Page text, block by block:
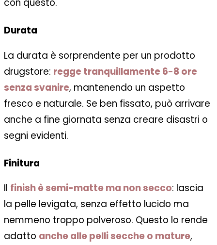
con questo.
Durata
La durata è sorprendente per un prodotto
drugstore: regge tranquillamente 6-8 ore
senza svanire, mantenendo un aspetto
fresco e naturale. Se ben fissato, può arrivare
anche a fine giornata senza creare disastri o
segni evidenti.
Finitura
Il finish è semi-matte ma non secco: lascia
la pelle levigata, senza effetto lucido ma
nemmeno troppo polveroso. Questo lo rende
adatto anche alle pelli secche o mature,